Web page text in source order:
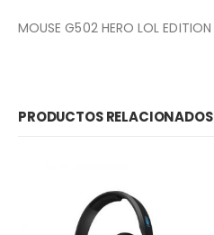
MOUSE G502 HERO LOL EDITION
PRODUCTOS RELACIONADOS